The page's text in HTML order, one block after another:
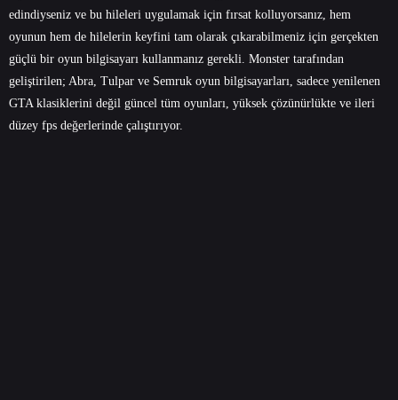
edindiyseniz ve bu hileleri uygulamak için fırsat kolluyorsanız, hem
oyunun hem de hilelerin keyfini tam olarak çıkarabilmeniz için gerçekten
güçlü bir oyun bilgisayarı kullanmanız gerekli. Monster tarafından
geliştirilen; Abra, Tulpar ve Semruk oyun bilgisayarları , sadece yenilenen
GTA klasiklerini değil güncel tüm oyunları, yüksek çözünürlükte ve ileri
düzey fps değerlerinde çalıştırıyor.